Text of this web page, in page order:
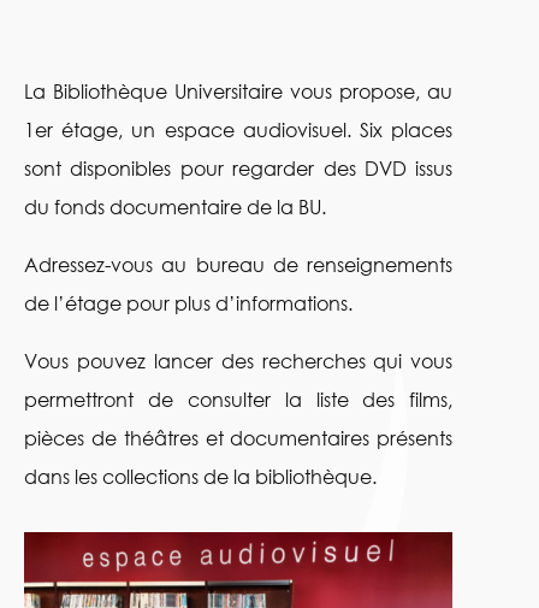
La Bibliothèque Universitaire vous propose, au
1er étage, un espace audiovisuel. Six places
sont disponibles pour regarder des DVD issus
du fonds documentaire de la BU.
Adressez-vous au bureau de renseignements
de l’étage pour plus d’informations.
Vous pouvez lancer des recherches qui vous
permettront de consulter la liste des films,
pièces de théâtres et documentaires présents
dans les collections de la bibliothèque.